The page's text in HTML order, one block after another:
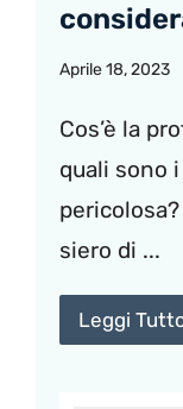
Aprile 18, 2023
Cos’è la
quali sono
siero di ...
Leggi